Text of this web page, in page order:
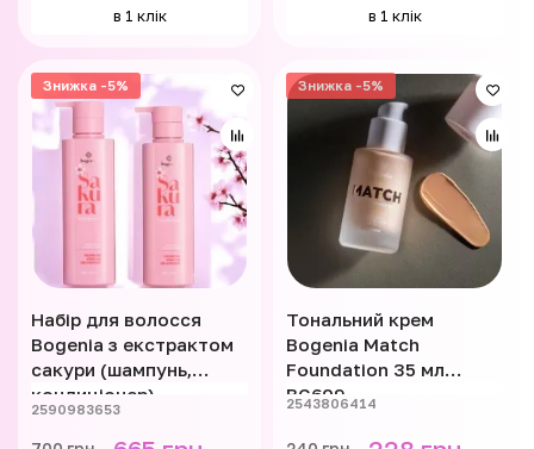
в 1 клік в 1 клік
Знижка -5%
Набір для волосся
Bogenia з екстрактом
сакури (шампунь,
кондиціонер)
2590983653
Знижка -5%
Тональний крем
Bogenia Match
Foundation 35 мл
BG609
2543806414